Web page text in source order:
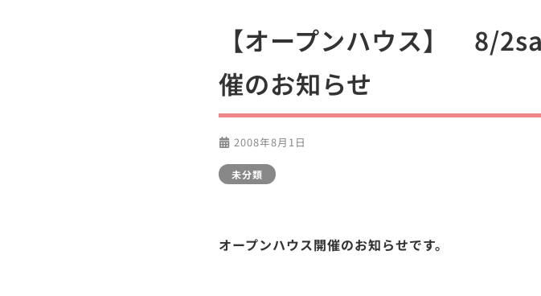
【オープンハウス】 8/
催のお知らせ
2008年8月1日
未分類
オープンハウス開催のお知らせです。